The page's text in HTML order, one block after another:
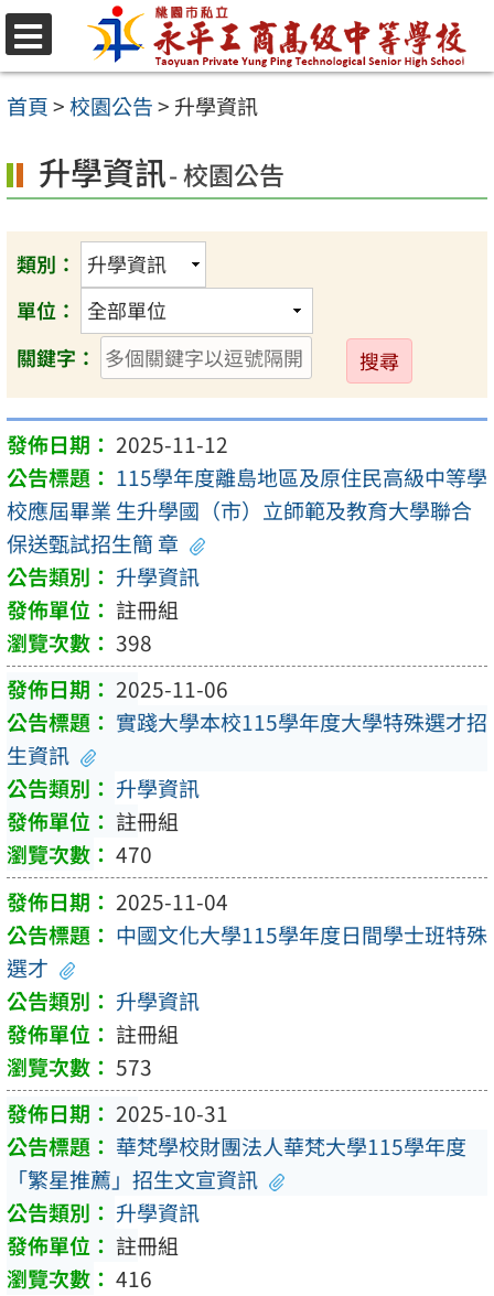
跳
至
主
內
容
首頁>校園公告> 升學資訊
升學資訊- 校園公告
類別：
單位：
關鍵字：
送
出
2025-11-12
115學年度離島地區及原住民高級中等學
校應屆畢業 生升學國（市）立師範及教育大學聯合
保送甄試招生簡 章
升學資訊
註冊組
398
2025-11-06
實踐大學本校115學年度大學特殊選才招
生資訊
升學資訊
註冊組
470
2025-11-04
中國文化大學115學年度日間學士班特殊
選才
升學資訊
註冊組
573
2025-10-31
華梵學校財團法人華梵大學115學年度
「繁星推薦」招生文宣資訊
升學資訊
註冊組
416
選
單